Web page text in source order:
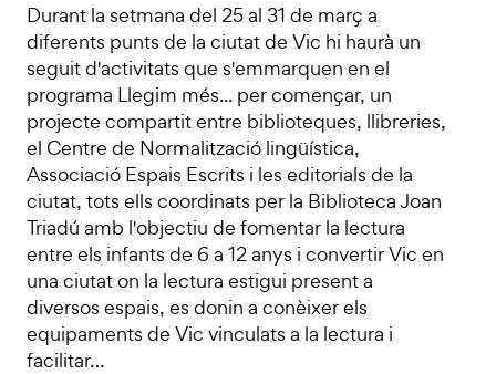
Durant la setmana del 25 al 31 de març a
diferents punts de la ciutat de Vic hi haurà un
seguit d'activitats que s'emmarquen en el
programa Llegim més... per començar, un
projecte compartit entre biblioteques, llibreries,
el Centre de Normalització lingüística,
Associació Espais Escrits i les editorials de la
ciutat, tots ells coordinats per la Biblioteca Joan
Triadú amb l'objectiu de fomentar la lectura
entre els infants de 6 a 12 anys i convertir Vic en
una ciutat on la lectura estigui present a
diversos espais, es donin a conèixer els
equipaments de Vic vinculats a la lectura i
facilitar…